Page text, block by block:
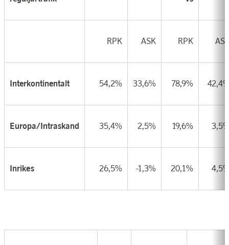
RPK ASK RPK
Interkontinentalt 54,2% 33,6% 78,9%
Europa/Intraskand 35,4% 2,5% 19,6%
Inrikes 26,5% -1,3% 20,1%